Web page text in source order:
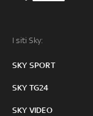
I siti Sky:
SKY SPORT
SKY TG24
SKY VIDEO